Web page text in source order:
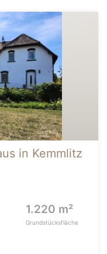
in Kemmlitz
1.220 m²
Grundstücksfläche